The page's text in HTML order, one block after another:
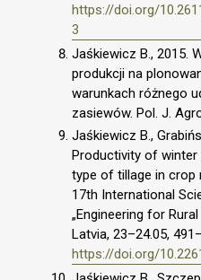
https://doi.org/
3
Jaśkiewicz B., 2015.
produkcji na
warunkach różnego
zasiewów. Pol. J.
Jaśkiewicz B.,
Productivity of winter
type of tillage in
17th International
„Engineering for
Latvia, 23–24.05,
https://doi.org/